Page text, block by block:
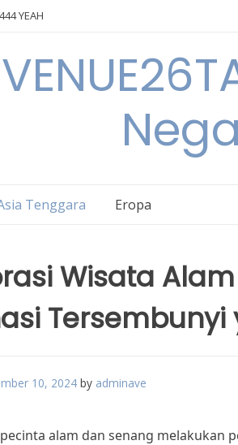
YEAH
Tenggara Eropa
Wisata
10, 2024 by adminave
alam dan senang melakukan